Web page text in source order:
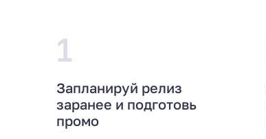
1
Запланируй релиз
заранее и подготовь
промо